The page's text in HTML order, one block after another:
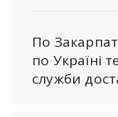
По
по Україні
служби